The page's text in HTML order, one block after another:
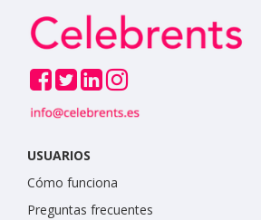
USUARIOS
Cómo funciona
Preguntas frecuentes